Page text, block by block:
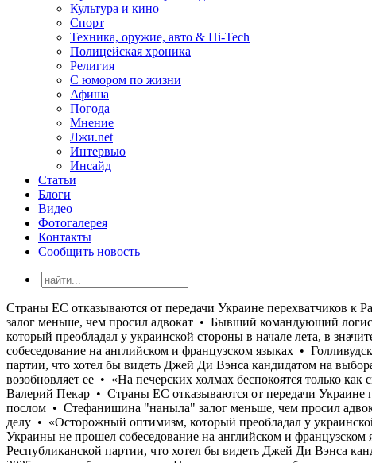
Культура и кино
Спорт
Техника, оружие, авто & Hi-Tech
Полицейская хроника
Религия
С юмором по жизни
Афиша
Погода
Мнение
Лжи.net
Интервью
Инсайд
Статьи
Блоги
Видео
Фотогалерея
Контакты
Сообщить новость
Страны ЕС отказываются от передачи Украине перехватчиков к Patriot, опасаясь потратить все запасы • США отказали Украине в назначении Умерова послом • Стефанишина "наныла" залог меньше, чем просил адвокат • Бывший командующий логистикой Воздушных сил Андрей Украинец получил новое подозрение по коррупционному делу • «Осторожный оптимизм, который преобладал у украинской стороны в начале лета, в значительной степени исчез», - Юлиан Репке • «Моя твоя не понимай»: Кандидат в судьи МУС от Украины не прошел собеседование на английском и французском языках • Голливудский режиссер Джеймс Кэмерон намекнул на возможное завершение карьеры • Трамп заявил спонсорам Республиканской партии, что хотел бы видеть Джей Ди Вэнса кандидатом на выборах 2028 года • Редакция украинской службы вещания «Голос Америки» после прекращения работы в марте 2025 года возобновляет ее • «На печерских холмах беспокоятся только как спасти от правосудия своих «миндичей» и как не допустить, чтобы у кого-то вырос более высокий политический рейтинг», - Валерий Пекар • Страны ЕС отказываются от передачи Украине перехватчиков к Patriot, опасаясь потратить все запасы • США отказали Украине в назначении Умерова послом • Стефанишина "наныла" залог меньше, чем просил адвокат • Бывший командующий логистикой Воздушных сил Андрей Украинец получил новое подозрение по коррупционному делу • «Осторожный оптимизм, который преобладал у украинской стороны в начале лета, в значительной степени исчез», - Юлиан Репке • «Моя твоя не понимай»: Кандидат в судьи МУС от Украины не прошел собеседование на английском и французском языках • Голливудский режиссер Джеймс Кэмерон намекнул на возможное завершение карьеры • Трамп заявил спонсорам Республиканской партии, что хотел бы видеть Джей Ди Вэнса кандидатом на выборах 2028 года • Редакция украинской службы вещания «Голос Америки» после прекращения работы в марте 2025 года возобновляет ее • «На печерских холмах беспокоятся только как спасти от правосудия своих «миндичей» и как не допустить, чтобы у кого-то вырос более высокий политический рейтинг», - Валерий Пекар • Страны ЕС отказываются от передачи Украине перехватчиков к Patriot, опасаясь потратить все запасы • США отказали Украине в назначении Умерова послом • Стефанишина "наныла" залог меньше, чем просил адвокат • Бывший командующий логистикой Воздушных сил Андрей Украинец получил новое подозрение по коррупционному делу • «Осторожный оптимизм, который преобладал у украинской стороны в начале лета, в значительной степени исчез», - Юлиан Репке • «Моя твоя не понимай»: Кандидат в судьи МУС от Украины не прошел собеседование на английском и французском языках • Голливудский режиссер Джеймс Кэмерон намекнул на возможное завершение карьеры • Трамп заявил спонсорам Республиканской партии, что хотел бы видеть Джей Ди Вэнса кандидатом на выборах 2028 года • Редакция украинской службы вещания «Голос Америки» после прекращения работы в марте 2025 года возобновляет ее • «На печерских холмах беспокоятся только как спасти от правосудия своих «миндичей» и как не допустить, чтобы у кого-то вырос более высокий политический рейтинг», - Валерий Пекар • Страны ЕС отказываются от передачи Украине перехватчиков к Patriot, опасаясь потратить все запасы • США отказали Украине в назначении Умерова послом • Стефанишина "наныла" залог меньше, чем просил адвокат • Бывший командующий логистикой Воздушных сил Андрей Украинец